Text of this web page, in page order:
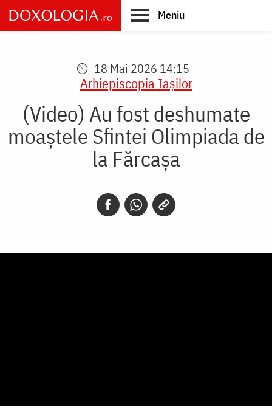
Skip
to
main
Meniu
18 Mai 2026 14:15
Arhiepiscopia Iaşilor
(Video) Au fost deshumate
moaștele Sfintei Olimpiada de
la Fărcașa